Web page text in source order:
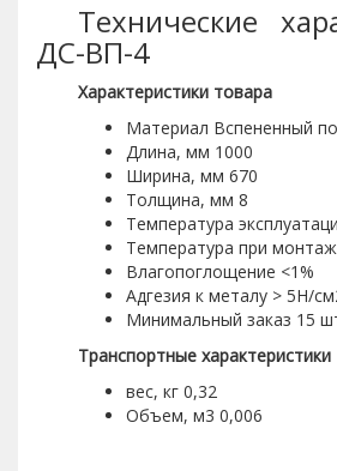
Технические
ДС-ВП-4
Характеристики товара
Материал Вспененный
Длина, мм 1000
Ширина, мм 670
Толщина, мм 8
Температура
Температура при
Влагопоглощение <1%
Адгезия к металу > 5Н/
Минимальный заказ 15
Транспортные характеристики
вес, кг 0,32
Объем, м3 0,006